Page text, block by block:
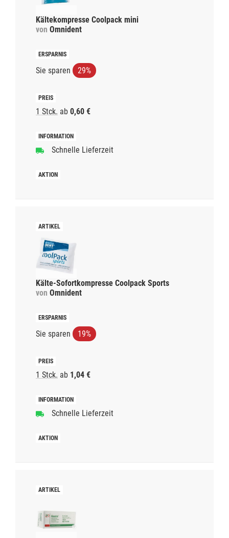
Kältekompresse Coolpack mini
von Omnident
Sie sparen 29%
1 Stck. ab 0,60 €
Schnelle Lieferzeit
Kälte-Sofortkompresse Coolpack Sports
von Omnident
Sie sparen 19%
1 Stck. ab 1,04 €
Schnelle Lieferzeit